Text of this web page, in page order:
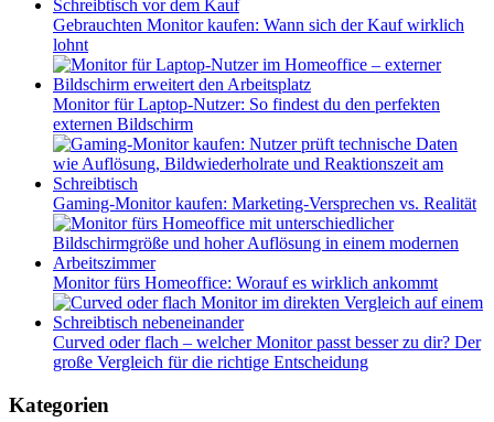
Gebrauchten Monitor kaufen: Wann sich der Kauf wirklich
lohnt
Monitor für Laptop-Nutzer: So findest du den perfekten
externen Bildschirm
Gaming-Monitor kaufen: Marketing-Versprechen vs. Realität
Monitor fürs Homeoffice: Worauf es wirklich ankommt
Curved oder flach – welcher Monitor passt besser zu dir? Der
große Vergleich für die richtige Entscheidung
Kategorien